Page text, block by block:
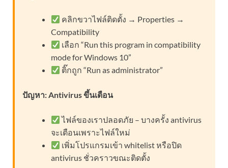
คลิกขวาไฟล์ติดตั้ง → Properties →
Compatibility
เลือก “Run this program in compatibility
mode for Windows 10”
ติ๊กถูก “Run as administrator”
ปัญหา: Antivirus ขึ้นเตือน
ไฟล์ของเราปลอดภัย – บางครั้ง antivirus
จะเตือนเพราะไฟล์ใหม่
เพิ่มโปรแกรมเข้า whitelist หรือปิด
antivirus ชั่วคราวขณะติดตั้ง